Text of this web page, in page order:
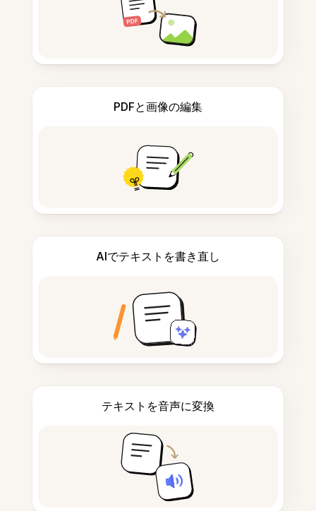
PDFと画像の編集
AIでテキストを書き直し
テキストを音声に変換